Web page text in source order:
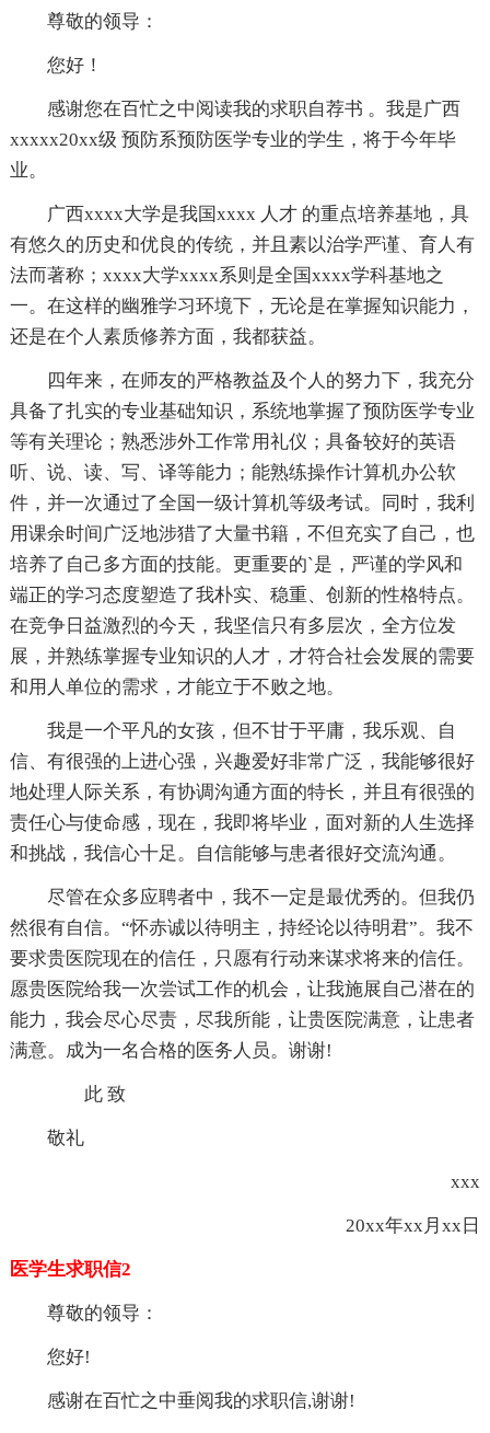
尊敬的领导：
您好！
感谢您在百忙之中阅读我的求职自荐书 。我是广西
xxxxx20xx级 预防系预防医学专业的学生，将于今年毕
业。
广西xxxx大学是我国xxxx 人才 的重点培养基地，具
有悠久的历史和优良的传统，并且素以治学严谨、育人有
法而著称；xxxx大学xxxx系则是全国xxxx学科基地之
一。在这样的幽雅学习环境下，无论是在掌握知识能力，
还是在个人素质修养方面，我都获益。
四年来，在师友的严格教益及个人的努力下，我充分
具备了扎实的专业基础知识，系统地掌握了预防医学专业
等有关理论；熟悉涉外工作常用礼仪；具备较好的英语
听、说、读、写、译等能力；能熟练操作计算机办公软
件，并一次通过了全国一级计算机等级考试。同时，我利
用课余时间广泛地涉猎了大量书籍，不但充实了自己，也
培养了自己多方面的技能。更重要的`是，严谨的学风和
端正的学习态度塑造了我朴实、稳重、创新的性格特点。
在竞争日益激烈的今天，我坚信只有多层次，全方位发
展，并熟练掌握专业知识的人才，才符合社会发展的需要
和用人单位的需求，才能立于不败之地。
我是一个平凡的女孩，但不甘于平庸，我乐观、自
信、有很强的上进心强，兴趣爱好非常广泛，我能够很好
地处理人际关系，有协调沟通方面的特长，并且有很强的
责任心与使命感，现在，我即将毕业，面对新的人生选择
和挑战，我信心十足。自信能够与患者很好交流沟通。
尽管在众多应聘者中，我不一定是最优秀的。但我仍
然很有自信。“怀赤诚以待明主，持经论以待明君”。我不
要求贵医院现在的信任，只愿有行动来谋求将来的信任。
愿贵医院给我一次尝试工作的机会，让我施展自己潜在的
能力，我会尽心尽责，尽我所能，让贵医院满意，让患者
满意。成为一名合格的医务人员。谢谢!
此 致
敬礼
xxx
20xx年xx月xx日
医学生求职信2
尊敬的领导：
您好!
感谢在百忙之中垂阅我的求职信,谢谢!